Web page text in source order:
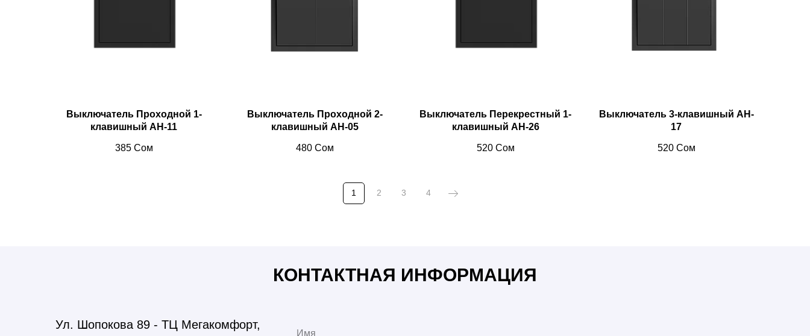
Выключатель Проходной 1-
клавишный AH-11
385 Сом
Выключатель Проходной 2-
клавишный AH-05
480 Сом
Выключатель Перекрестный 1-
клавишный AH-26
520 Сом
Выключатель 3-клавишный AH-
17
520 Сом
1 2 3 4
КОНТАКТНАЯ ИНФОРМАЦИЯ
Ул. Шопокова 89 - ТЦ Мегакомфорт,